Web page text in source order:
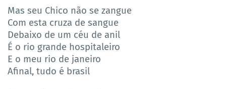
Mas seu Chico não se zangue
Com esta cruza de sangue
Debaixo de um céu de anil
É o rio grande hospitaleiro
E o meu rio de janeiro
Afinal, tudo é brasil